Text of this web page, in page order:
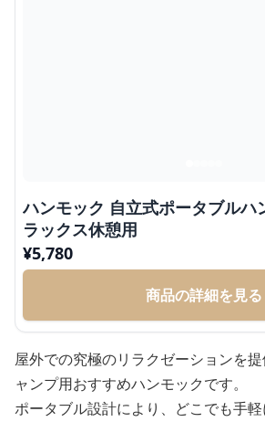
ハンモック 自立式ポータブルハ
ラックス休憩用
¥5,780
商品の詳細を見る
屋外での究極のリラクゼーションを
ャンプ用おすすめハンモックです。
ポータブル設計により、どこでも手